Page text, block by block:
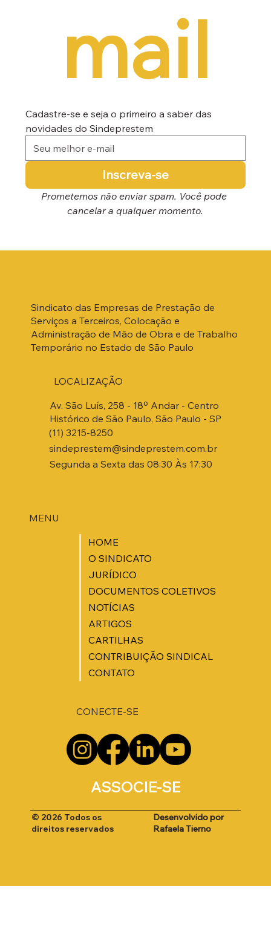
mail
Cadastre-se e seja o primeiro a saber das
novidades do Sindeprestem
Inscreva-se
Prometemos não enviar spam. Você pode
cancelar a qualquer momento.
Sindicato das Empresas de Prestação de
Serviços a Terceiros, Colocação e
Administração de Mão de Obra e de Trabalho
Temporário no Estado de São Paulo
MENU
HOME
O SINDICATO
JURÍDICO
DOCUMENTOS COLETIVOS
NOTÍCIAS
ARTIGOS
CARTILHAS
CONTRIBUIÇÃO SINDICAL
CONTATO
Av. São Luís, 258 - 18º Andar - Centro
Histórico de São Paulo, São Paulo - SP
(11) 3215-8250
sindeprestem@sindeprestem.com.br
Segunda a Sexta das 08:30 Às 17:30
LOCALIZAÇÃO
ASSOCIE-SE
CONECTE-SE
© 2026 Todos os
direitos reservados
Desenvolvido por
Rafaela Tierno